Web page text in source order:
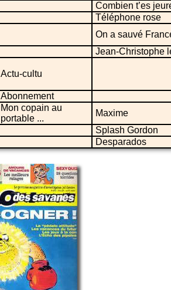
Combien t’es
Téléphone rose
On a sauvé
Jean-Christophe
Actu-cultu
Abonnement
Mon copain au
portable ...
Maxime
Splash Gordon
Desparados